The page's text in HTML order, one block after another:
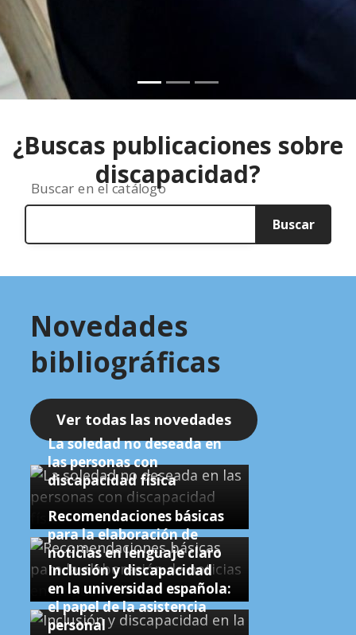
Siguiente
¿Buscas publicaciones sobre
discapacidad?
Buscar en el catálogo
Buscar
Novedades
bibliográficas
Ver todas las novedades
La soledad no deseada en
las personas con
discapacidad física
Recomendaciones básicas
para la elaboración de
noticias en lenguaje claro
Inclusión y discapacidad
en la universidad española:
el papel de la asistencia
personal